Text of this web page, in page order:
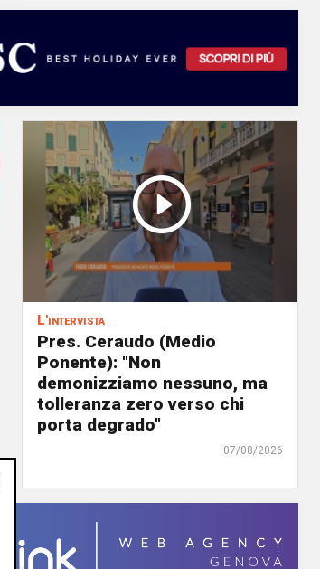
L'intervista
Pres. Ceraudo (Medio
Ponente): "Non
demonizziamo nessuno, ma
tolleranza zero verso chi
porta degrado"
07/08/2026